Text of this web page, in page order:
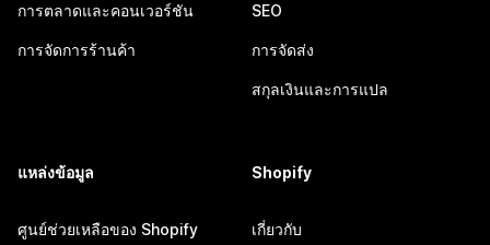
การตลาดและคอนเวอร์ชัน
การจัดการร้านค้า
SEO
การจัดส่ง
สกุลเงินและการแปล
แหล่งข้อมูล
ศูนย์ช่วยเหลือของ Shopify
Shopify
เกี่ยวกับ